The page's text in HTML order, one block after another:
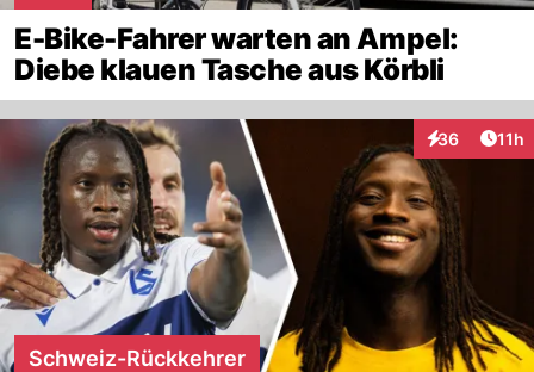
E-Bike-Fahrer warten an Ampel:
Diebe klauen Tasche aus Körbli
36
Interaktionen
11h
Schweiz-Rückkehrer